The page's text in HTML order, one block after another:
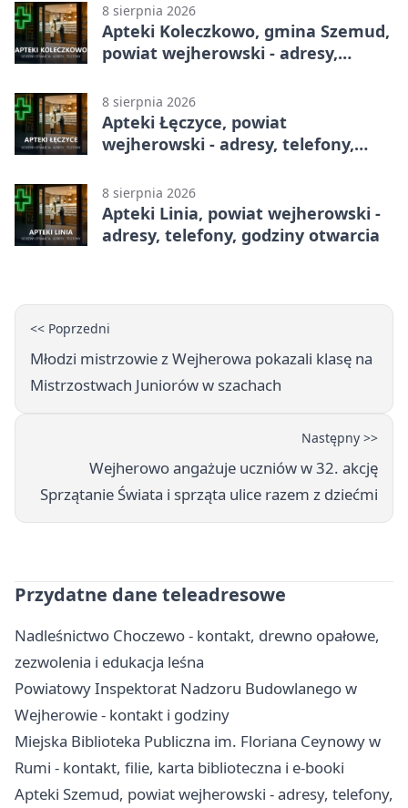
8 sierpnia 2026
Apteki Koleczkowo, gmina Szemud,
powiat wejherowski - adresy,
8 sierpnia 2026
Apteki Łęczyce, powiat
wejherowski - adresy, telefony,
8 sierpnia 2026
Apteki Linia, powiat wejherowski -
adresy, telefony, godziny otwarcia
<< Poprzedni
Młodzi mistrzowie z Wejherowa pokazali klasę na
Mistrzostwach Juniorów w szachach
Następny >>
Wejherowo angażuje uczniów w 32. akcję
Sprzątanie Świata i sprząta ulice razem z dziećmi
Przydatne dane teleadresowe
Nadleśnictwo Choczewo - kontakt, drewno opałowe,
zezwolenia i edukacja leśna
Powiatowy Inspektorat Nadzoru Budowlanego w
Wejherowie - kontakt i godziny
Miejska Biblioteka Publiczna im. Floriana Ceynowy w
Rumi - kontakt, filie, karta biblioteczna i e-booki
Apteki Szemud, powiat wejherowski - adresy, telefony,